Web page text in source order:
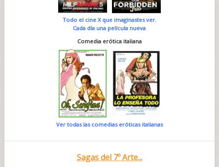
Todo el cine X que imaginastes ver.
Cada día una película nueva
Comedia erótica italiana
Ver todas las comedias eróticas italianas
Sagas del 7º Arte...